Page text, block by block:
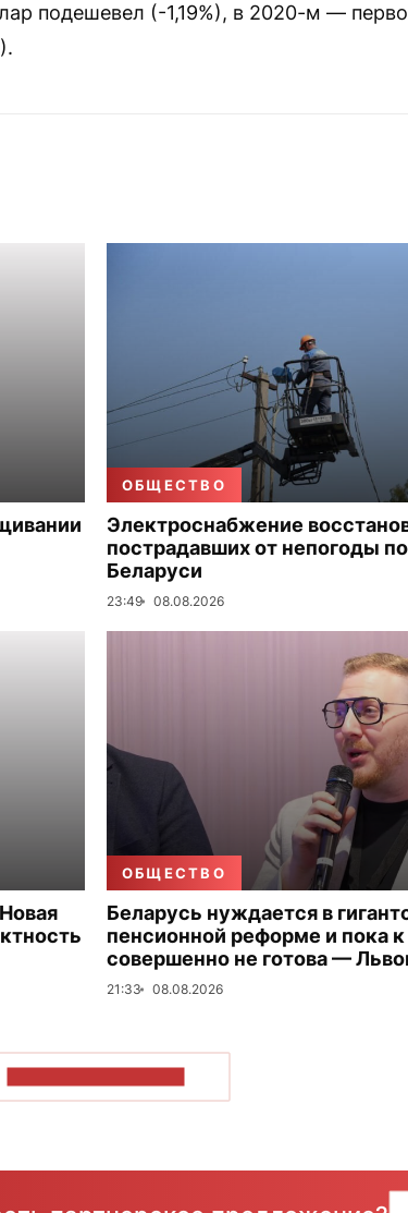
подешевел (-1,19%), в 2020-м —
ОБЩЕСТВО
Электроснабжение
пострадавших от непогоды
Беларуси
23:49 08.08.2026
ОБЩЕСТВО
Беларусь нуждается в
пенсионной реформе и пока к
совершенно не готова —
21:33 08.08.2026